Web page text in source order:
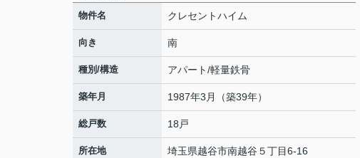
物件名 クレセントハイム
向き 南
種別/構造 アパート/軽量鉄骨
築年月 1987年3月（築39年）
総戸数 18戸
所在地 埼玉県越谷市南越谷 ５丁目6-16